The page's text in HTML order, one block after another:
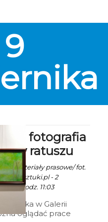
obejmuje niemal
techniki. Organizatorem
Scena, prace zostaną
w sali City Box.
9
fotografia
w ratuszu
materiały prasowe/ fot.
- 2
2015 godz. 11:03
w Galerii
oglądać prace